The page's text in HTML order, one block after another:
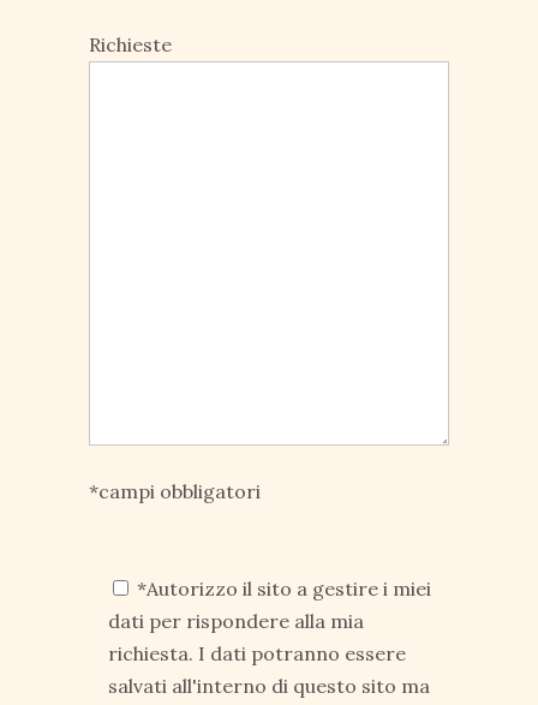
Richieste
*campi obbligatori
*Autorizzo il sito a gestire i miei
dati per rispondere alla mia
richiesta. I dati potranno essere
salvati all'interno di questo sito ma